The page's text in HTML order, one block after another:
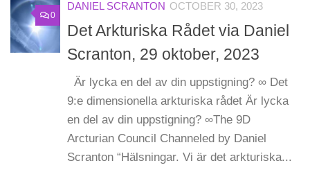
0
DANIEL SCRANTON OCTOBER 30, 2023
Det Arkturiska Rådet via Daniel
Scranton, 29 oktober, 2023
Är lycka en del av din uppstigning? ∞ Det
9:e dimensionella arkturiska rådet Är lycka
en del av din uppstigning? ∞The 9D
Arcturian Council Channeled by Daniel
Scranton “Hälsningar. Vi är det arkturiska...